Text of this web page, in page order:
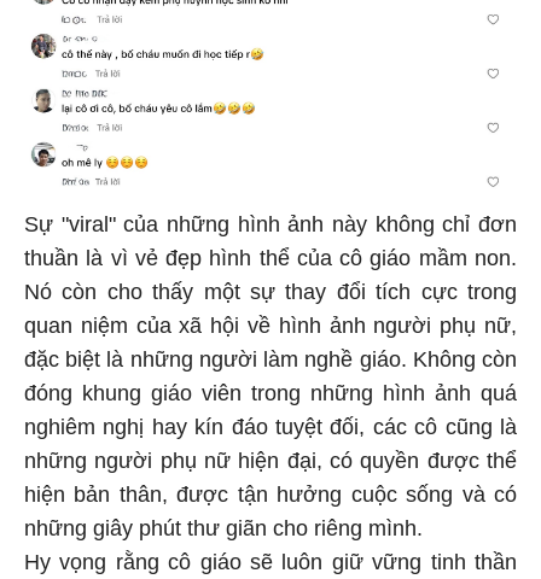
Sự "viral" của những hình ảnh này không chỉ đơn
thuần là vì vẻ đẹp hình thể của cô giáo mầm non.
Nó còn cho thấy một sự thay đổi tích cực trong
quan niệm của xã hội về hình ảnh người phụ nữ,
đặc biệt là những người làm nghề giáo. Không còn
đóng khung giáo viên trong những hình ảnh quá
nghiêm nghị hay kín đáo tuyệt đối, các cô cũng là
những người phụ nữ hiện đại, có quyền được thể
hiện bản thân, được tận hưởng cuộc sống và có
những giây phút thư giãn cho riêng mình.
Hy vọng rằng cô giáo sẽ luôn giữ vững tinh thần